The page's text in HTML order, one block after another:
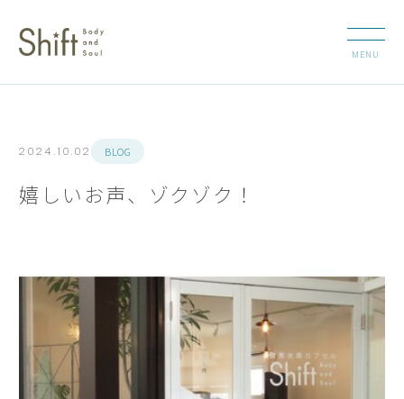
2024.10.02 BLOG
嬉しいお声、ゾクゾク！